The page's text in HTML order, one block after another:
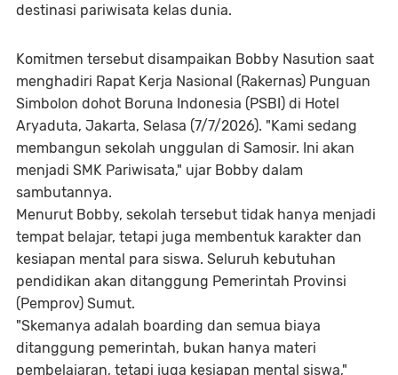
destinasi pariwisata kelas dunia.
Komitmen tersebut disampaikan Bobby Nasution saat
menghadiri Rapat Kerja Nasional (Rakernas) Punguan
Simbolon dohot Boruna Indonesia (PSBI) di Hotel
Aryaduta, Jakarta, Selasa (7/7/2026). "Kami sedang
membangun sekolah unggulan di Samosir. Ini akan
menjadi SMK Pariwisata," ujar Bobby dalam
sambutannya.
Menurut Bobby, sekolah tersebut tidak hanya menjadi
tempat belajar, tetapi juga membentuk karakter dan
kesiapan mental para siswa. Seluruh kebutuhan
pendidikan akan ditanggung Pemerintah Provinsi
(Pemprov) Sumut.
"Skemanya adalah boarding dan semua biaya
ditanggung pemerintah, bukan hanya materi
pembelajaran, tetapi juga kesiapan mental siswa,"